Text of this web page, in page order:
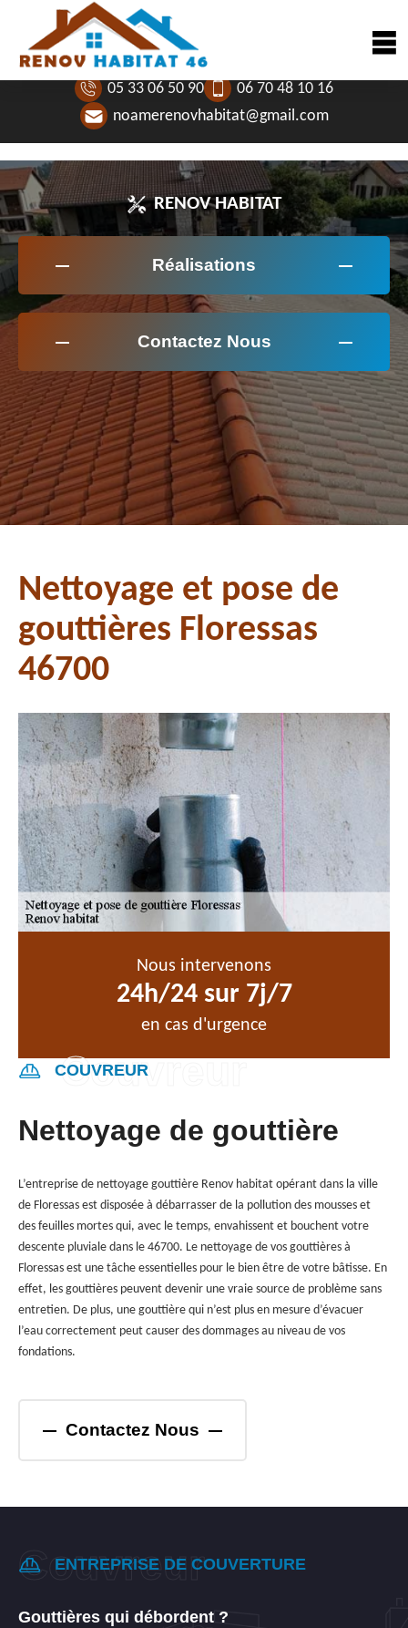
05 33 06 50 90
06 70 48 10 16
noamerenovhabitat@gmail.com
RENOV HABITAT
Réalisations
Contactez Nous
Nettoyage et pose de
gouttières Floressas
46700
Nous intervenons
24h/24 sur 7j/7
en cas d'urgence
COUVREUR
Nettoyage de gouttière
L’entreprise de nettoyage gouttière Renov habitat opérant dans la ville
de Floressas est disposée à débarrasser de la pollution des mousses et
des feuilles mortes qui, avec le temps, envahissent et bouchent votre
descente pluviale dans le 46700. Le nettoyage de vos gouttières à
Floressas est une tâche essentielles pour le bien être de votre bâtisse. En
effet, les gouttières peuvent devenir une vraie source de problème sans
entretien. De plus, une gouttière qui n’est plus en mesure d’évacuer
l’eau correctement peut causer des dommages au niveau de vos
fondations.
Contactez Nous
ENTREPRISE DE COUVERTURE
Gouttières qui débordent ?